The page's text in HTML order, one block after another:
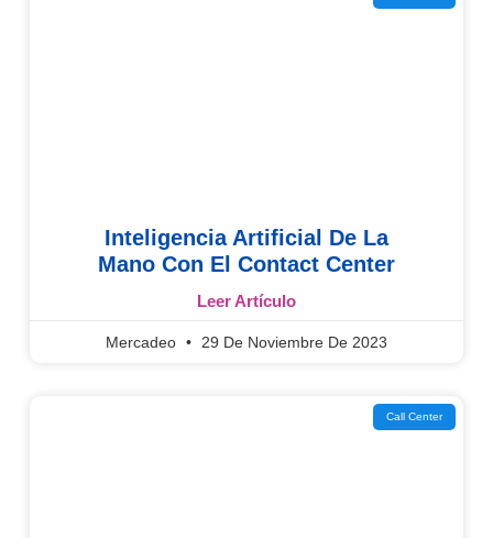
Inteligencia Artificial De La
Mano Con El Contact Center
Leer Artículo
Mercadeo 29 De Noviembre De 2023
Call Center